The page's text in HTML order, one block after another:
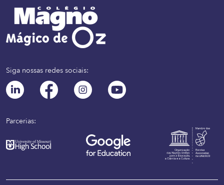
Siga nossas redes sociais:
Parcerias: